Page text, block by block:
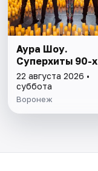
Аура Шоу.
Суперхиты 90-х
22 августа 2026 •
суббота
Воронеж